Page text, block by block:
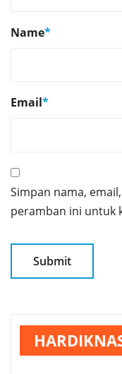
Name*
Email*
Simpan nama,
peramban ini untuk